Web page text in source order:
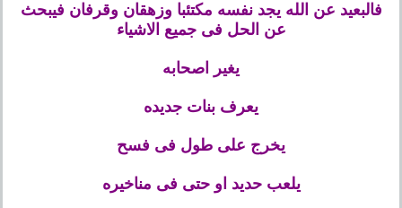
فالبعيد عن الله يجد نفسه مكتئبا وزهقان وقرفان فيبحث
عن الحل فى جميع الاشياء
يغير اصحابه
يعرف بنات جديده
يخرج على طول فى فسح
يلعب حديد او حتى فى مناخيره